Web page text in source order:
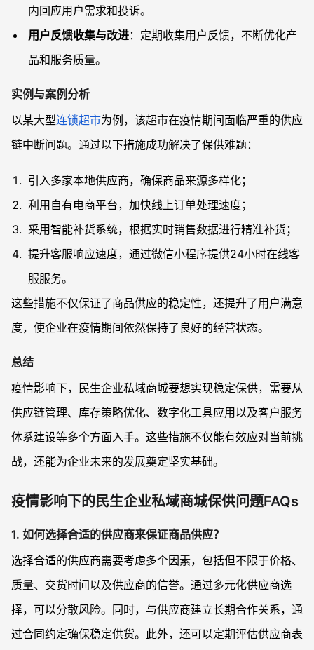
内回应用户需求和投诉。
用户反馈收集与改进：定期收集用户反馈，不断优化产
品和服务质量。
实例与案例分析
以某大型连锁超市为例，该超市在疫情期间面临严重的供应
链中断问题。通过以下措施成功解决了保供难题：
引入多家本地供应商，确保商品来源多样化；
利用自有电商平台，加快线上订单处理速度；
采用智能补货系统，根据实时销售数据进行精准补货；
提升客服响应速度，通过微信小程序提供24小时在线客
服服务。
这些措施不仅保证了商品供应的稳定性，还提升了用户满意
度，使企业在疫情期间依然保持了良好的经营状态。
总结
疫情影响下，民生企业私域商城要想实现稳定保供，需要从
供应链管理、库存策略优化、数字化工具应用以及客户服务
体系建设等多个方面入手。这些措施不仅能有效应对当前挑
战，还能为企业未来的发展奠定坚实基础。
疫情影响下的民生企业私域商城保供问题FAQs
1. 如何选择合适的供应商来保证商品供应？
选择合适的供应商需要考虑多个因素，包括但不限于价格、
质量、交货时间以及供应商的信誉。通过多元化供应商选
择，可以分散风险。同时，与供应商建立长期合作关系，通
过合同约定确保稳定供货。此外，还可以定期评估供应商表